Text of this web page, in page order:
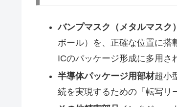
バンプマスク（メタルマスク）
ボール）を、正確な位置に搭
ICのパッケージ形成に多用さ
半導体パッケージ用部材超小
続を実現するための「転写リ